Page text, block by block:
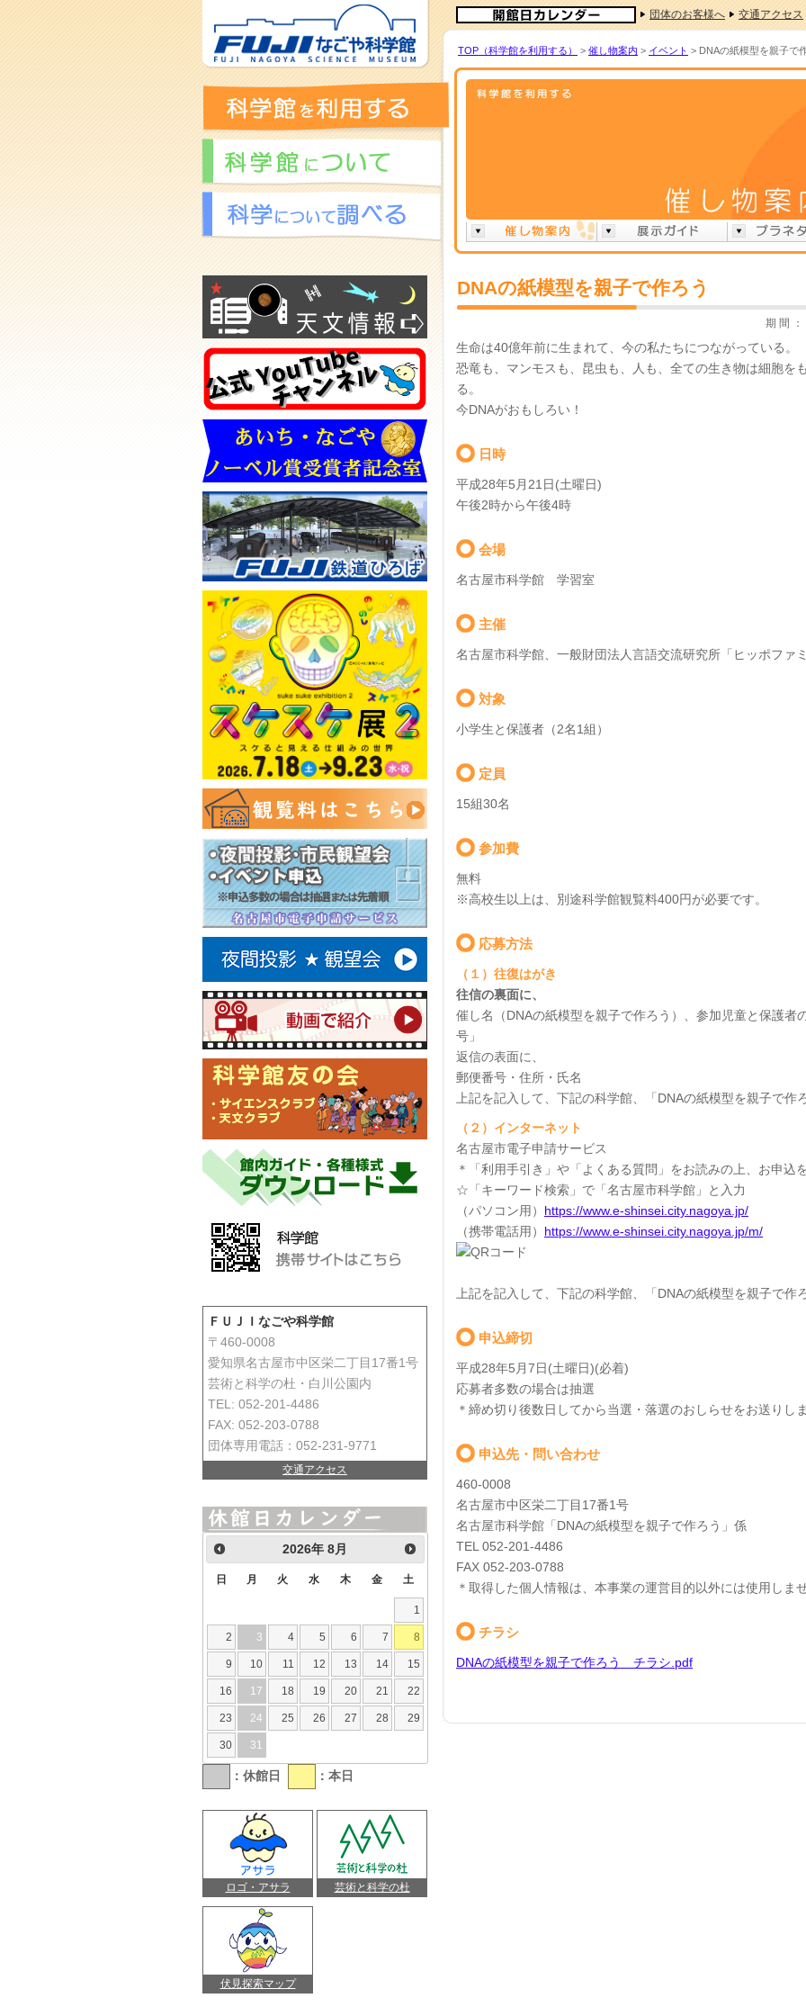
団体のお客様へ 交通アクセス
TOP（科学館を利用する） > 催し物案内 > イベント > DNAの紙模型を親子で
DNAの紙模型を親子で作ろう
期 間 ：
生命は40億年前に生まれて、今の私たちにつながっている。
恐竜も、マンモスも、昆虫も、人も、全ての生き物は細胞を
る。
今DNAがおもしろい！
日時
平成28年5月21日(土曜日)
午後2時から午後4時
会場
名古屋市科学館 学習室
主催
名古屋市科学館、一般財団法人言語交流研究所「ヒッポファ
対象
小学生と保護者（2名1組）
定員
15組30名
参加費
無料
※高校生以上は、別途科学館観覧料400円が必要です。
応募方法
（１）往復はがき
往信の裏面に、
催し名（DNAの紙模型を親子で作ろう）、参加児童と保護者
号」
返信の表面に、
郵便番号・住所・氏名
上記を記入して、下記の科学館、「DNAの紙模型を親子で作
（２）インターネット
名古屋市電子申請サービス
＊「利用手引き」や「よくある質問」をお読みの上、お申込
☆「キーワード検索」で「名古屋市科学館」と入力
（パソコン用） https://www.e-shinsei.city.nagoya.jp/
（携帯電話用） https://www.e-shinsei.city.nagoya.jp/m/
上記を記入して、下記の科学館、「DNAの紙模型を親子で作
申込締切
平成28年5月7日(土曜日)(必着)
応募者多数の場合は抽選
＊締め切り後数日してから当選・落選のおしらせをお送りしま
申込先・問い合わせ
460-0008
名古屋市中区栄二丁目17番1号
名古屋市科学館「DNAの紙模型を親子で作ろう」係
TEL 052-201-4486
FAX 052-203-0788
＊取得した個人情報は、本事業の運営目的以外には使用しませ
チラシ
DNAの紙模型を親子で作ろう チラシ.pdf
ＦＵＪＩなごや科学館
〒460-0008
愛知県名古屋市中区栄二丁目17番1号
芸術と科学の杜・白川公園内
TEL: 052-201-4486
FAX: 052-203-0788
団体専用電話：052-231-9771
交通アクセス
2026年8月
日 月 火 水 木 金 土
1
2 3 4 5 6 7 8
9 10 11 12 13 14 15
16 17 18 19 20 21 22
23 24 25 26 27 28 29
30 31
：休館日 ：本日
ロゴ・アサラ 芸術と科学の杜
伏見探索マップ